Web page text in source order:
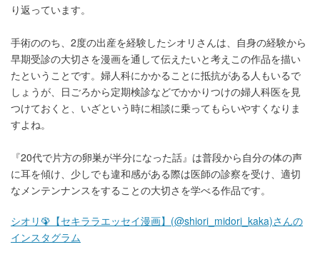
り返っています。
手術ののち、2度の出産を経験したシオリさんは、自身の経験から
早期受診の大切さを漫画を通して伝えたいと考えこの作品を描い
たということです。婦人科にかかることに抵抗がある人もいるで
しょうが、日ごろから定期検診などでかかりつけの婦人科医を見
つけておくと、いざという時に相談に乗ってもらいやすくなりま
すよね。
『20代で片方の卵巣が半分になった話』は普段から自分の体の声
に耳を傾け、少しでも違和感がある際は医師の診察を受け、適切
なメンテンナンスをすることの大切さを学べる作品です。
シオリ🦚【セキララエッセイ漫画】(@shiori_midori_kaka)さんの
インスタグラム